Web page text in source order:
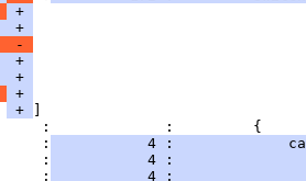
+
+
-
+
+
+
+
:             :         {
:
4 :
:
4 :
:
4 :